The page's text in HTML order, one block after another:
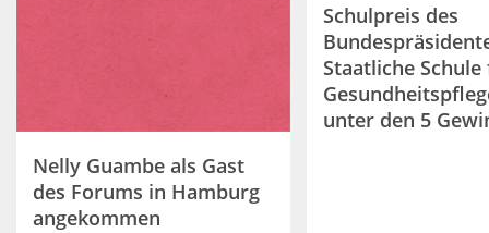
Nelly Guambe als Gast
des Forums in Hamburg
angekommen
Schulpreis des
Staatliche
unter den 5